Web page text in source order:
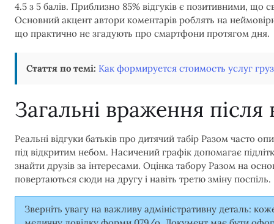
4.5 з 5 балів. Приблизно 85% відгуків є позитивними, що
Основний акцент автори коментарів роблять на
що практично не згадують про смартфони протягом дня.
Стаття по темі: Как формируется стоимость услуг
Загальні враження після
Реальні відгуки батьків про дитячий табір Разом часто
під відкритим небом. Насичений графік допомагає
знайти друзів за інтересами. Оцінка табору Разом на
повертаються сюди на другу і навіть третю зміну поспіль.
Зверніть увагу на важливу адміністративну деталь: